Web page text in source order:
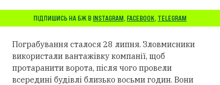
ПІДПИШИСЬ НА БЖ В INSTAGRAM, FACEBOOK, TELEGRAM
Пограбування сталося 28 липня. Зловмисники
використали вантажівку компанії, щоб
протаранити ворота, після чого провели
всередині будівлі близько восьми годин. Вони